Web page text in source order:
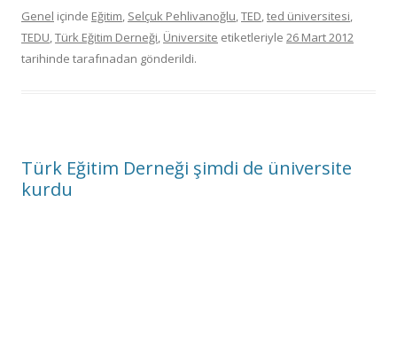
Genel içinde Eğitim, Selçuk Pehlivanoğlu,TED,ted üniversitesi,
TEDU,Türk Eğitim Derneği, Üniversite etiketleriyle 26 Mart 2012
tarihinde tarafınadan gönderildi.
Türk Eğitim Derneği şimdi de üniversite
kurdu